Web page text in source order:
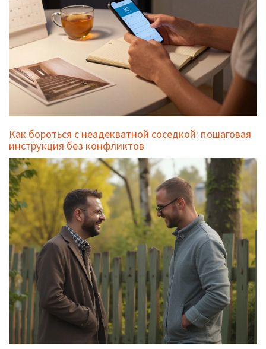
Как бороться с неадекватной соседкой: пошаговая
инструкция без конфликтов